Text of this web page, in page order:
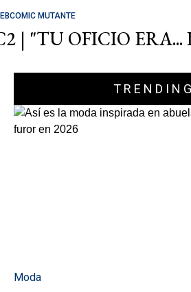
MUTANTE
| "TU OFICIO
TRENDING
Moda